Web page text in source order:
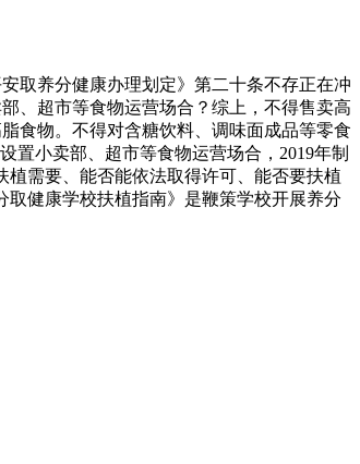
养分健康办理划定》第二十条不存正在冲
、超市等食物运营场合？综上，不得售卖高
食物。不得对含糖饮料、调味面成品等零食
置小卖部、超市等食物运营场合，2019年制
需要、能否能依法取得许可、能否要扶植
健康学校扶植指南》是鞭策学校开展养分